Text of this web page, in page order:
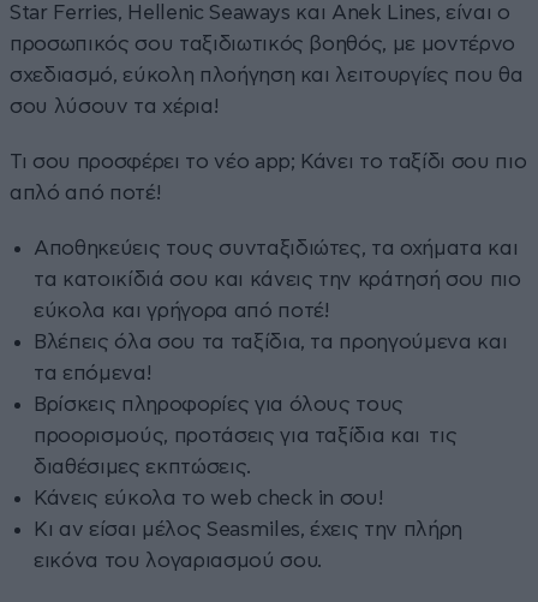
Star Ferries, Hellenic Seaways και Anek Lines, είναι ο
προσωπικός σου ταξιδιωτικός βοηθός, με μοντέρνο
σχεδιασμό, εύκολη πλοήγηση και λειτουργίες που θα
σου λύσουν τα χέρια!
Τι σου προσφέρει το νέο app; Κάνει το ταξίδι σου πιο
απλό από ποτέ!
Αποθηκεύεις τους συνταξιδιώτες, τα οχήματα και
τα κατοικίδιά σου και κάνεις την κράτησή σου πιο
εύκολα και γρήγορα από ποτέ!
Βλέπεις όλα σου τα ταξίδια, τα προηγούμενα και
τα επόμενα!
Βρίσκεις πληροφορίες για όλους τους
προορισμούς, προτάσεις για ταξίδια και τις
διαθέσιμες εκπτώσεις.
Κάνεις εύκολα το web check in σου!
Κι αν είσαι μέλος Seasmiles, έχεις την πλήρη
εικόνα του λογαριασμού σου.